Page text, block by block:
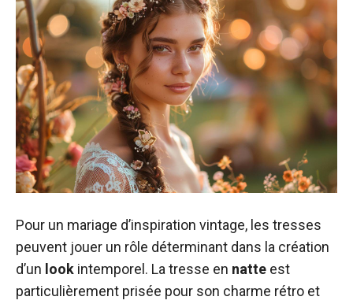
Pour un mariage d’inspiration vintage, les tresses
peuvent jouer un rôle déterminant dans la création
d’un look intemporel. La tresse en natte est
particulièrement prisée pour son charme rétro et